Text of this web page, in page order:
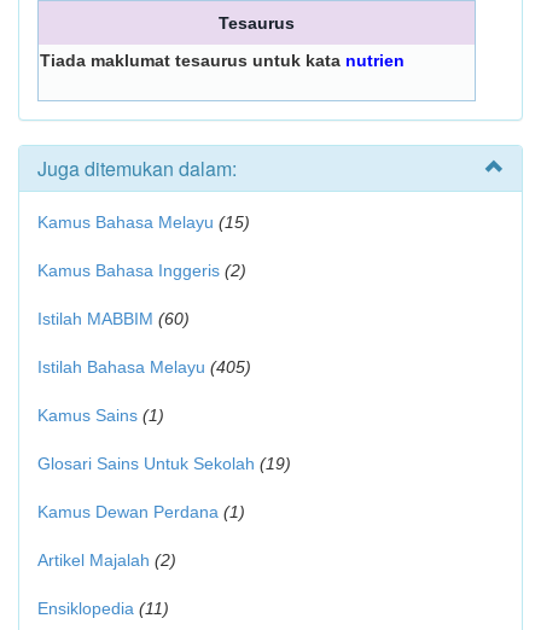
Tesaurus
Tiada maklumat tesaurus untuk kata nutrien
Juga ditemukan dalam:
Kamus Bahasa Melayu (15)
Kamus Bahasa Inggeris (2)
Istilah MABBIM (60)
Istilah Bahasa Melayu (405)
Kamus Sains (1)
Glosari Sains Untuk Sekolah (19)
Kamus Dewan Perdana (1)
Artikel Majalah (2)
Ensiklopedia (11)